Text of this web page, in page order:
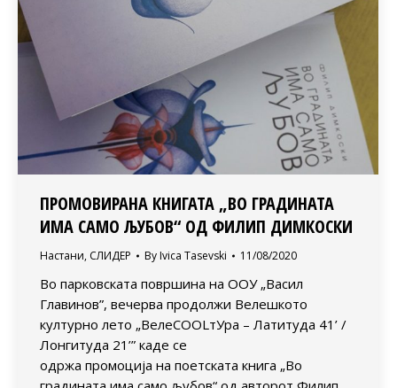
ПРОМОВИРАНА КНИГАТА „ВО ГРАДИНАТА
ИМА САМО ЉУБОВ“ ОД ФИЛИП ДИМКОСКИ
Настани, СЛИДЕР By Ivica Tasevski 11/08/2020
Во парковската површина на ООУ „Васил
Главинов”, вечерва продолжи Велешкото
културно лето „ВелеСOOLтУра – Латитуда 41’ /
Лонгитуда 21’” каде се
одржа промоција на поетската книга „Во